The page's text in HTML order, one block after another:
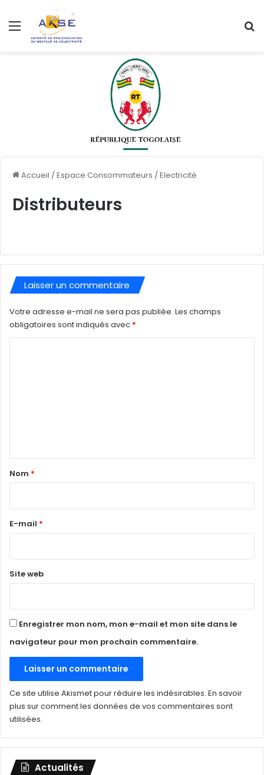
Menu
Accueil /Espace Consommateurs /Electricité
Distributeurs
Laisser un commentaire
Votre adresse e-mail ne sera pas publiée. Les champs
obligatoires sont indiqués avec *
a
e
Nom *
E-mail *
Site web
Enregistrer mon nom, mon e-mail et mon site dans le
navigateur pour mon prochain commentaire.
Ce site utilise Akismet pour réduire les indésirables. En savoir
plus sur comment les données de vos commentaires sont
utilisées.
Actualités